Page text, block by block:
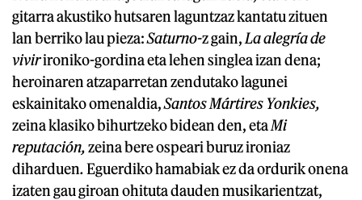
gitarra akustiko hutsaren laguntzaz kantatu zituen
lan berriko lau pieza:Saturno-z gain, La alegría de
vivirironiko-gordina eta lehen singlea izan dena;
heroinaren atzaparretan zendutako lagunei
eskainitako omenaldia,Santos Mártires Yonkies,
zeina klasiko bihurtzeko bidean den, etaMi
reputación,zeina bere ospeari buruz ironiaz
diharduen.Eguerdiko hamabiak ez da ordurik onena
izaten gau giroan ohituta dauden musikarientzat,